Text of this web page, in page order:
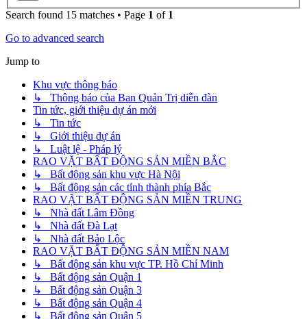
Search found 15 matches • Page 1 of 1
Go to advanced search
Jump to
Khu vực thông báo
↳ Thông báo của Ban Quản Trị diễn đàn
Tin tức, giới thiệu dự án mới
↳ Tin tức
↳ Giới thiệu dự án
↳ Luật lệ - Pháp lý
RAO VẶT BẤT ĐỘNG SẢN MIỀN BẮC
↳ Bất động sản khu vực Hà Nội
↳ Bất động sản các tỉnh thành phía Bắc
RAO VẶT BẤT ĐỘNG SẢN MIỀN TRUNG
↳ Nhà đất Lâm Đồng
↳ Nhà đất Đà Lạt
↳ Nhà đất Bảo Lộc
RAO VẶT BẤT ĐỘNG SẢN MIỀN NAM
↳ Bất động sản khu vực TP. Hồ Chí Minh
↳ Bất động sản Quận 1
↳ Bất động sản Quận 3
↳ Bất động sản Quận 4
↳ Bất động sản Quận 5